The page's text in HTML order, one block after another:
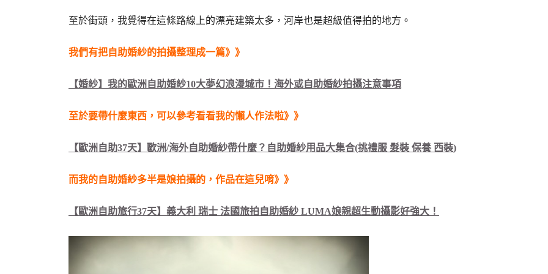
至於街頭，我覺得在這條路線上的漂亮建築太多，河岸也是超級值得拍的地方。
我們有把自助婚紗的拍攝整理成一篇》》
【婚紗】我的歐洲自助婚紗10大夢幻浪漫城市！海外或自助婚紗拍攝注意事項
至於要帶什麼東西，可以參考看看我的懶人作法啦》》
【歐洲自助37天】歐洲/海外自助婚紗帶什麼？自助婚紗用品大集合(挑禮服 髮裝 保養 西裝)
而我的自助婚紗多半是娘拍攝的，作品在這兒唷》》
【歐洲自助旅行37天】義大利 瑞士 法國旅拍自助婚紗 LUMA娘親超生動攝影好強大！